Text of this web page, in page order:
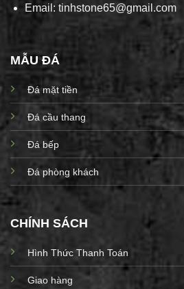
Email: tinhstone65@gmail.com
MẪU ĐÁ
Đá mặt tiền
Đá cầu thang
Đá bếp
Đá phòng khách
CHÍNH SÁCH
Hình Thức Thanh Toán
Giao hàng